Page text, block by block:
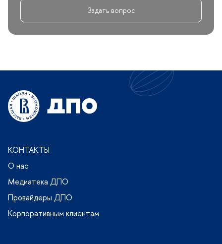
Задать вопрос
КОНТАКТЫ
О нас
Медиатека ДПО
Провайдеры ДПО
Корпоративным клиентам